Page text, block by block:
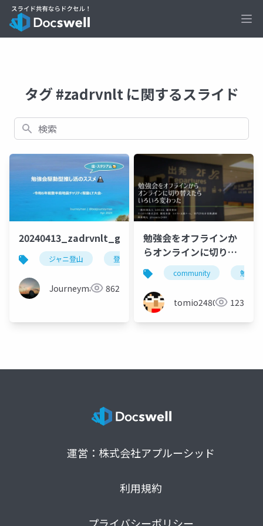
タグ #zadrvnlt に関するスライド
検索
20240413_zadrvnlt_gbdaitokai_beajouneyman
ジャニ登山 登山 百名山 gbdaitokai
Journeyman 862
勉強会をオフラインか
らオンラインに切り替
えたらいろいろ変わっ
た
community 勉強会
tomio2480 123
運営：株式会社アプルーシッド
利用規約
プライバシーポリシー